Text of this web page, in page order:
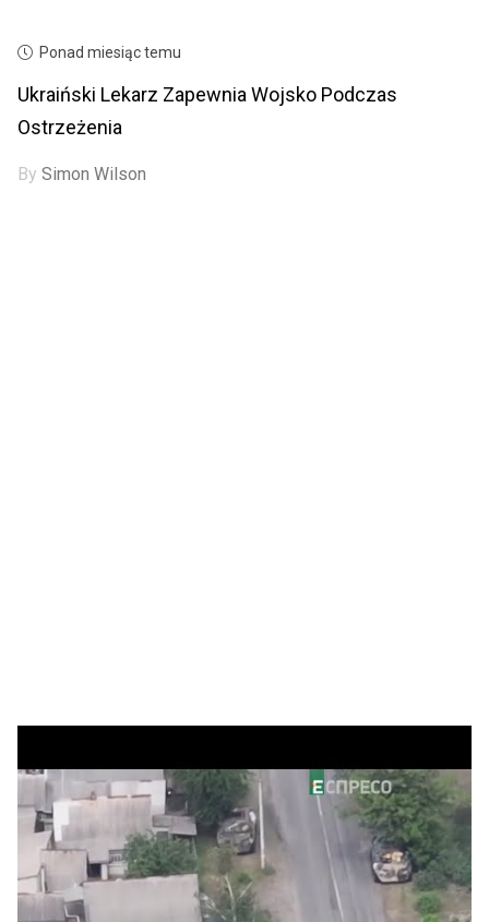
Ponad miesiąc temu
Ukraiński Lekarz Zapewnia Wojsko Podczas
Ostrzeżenia
BySimon Wilson